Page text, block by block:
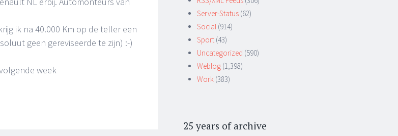
ik na 40.000 Km op de teller een
geen gereviseerde te zijn) :-)
week
Server-Status (62)
Social (914)
Sport (43)
Uncategorized (590)
Weblog (1,398)
Work (383)
25 years of archive